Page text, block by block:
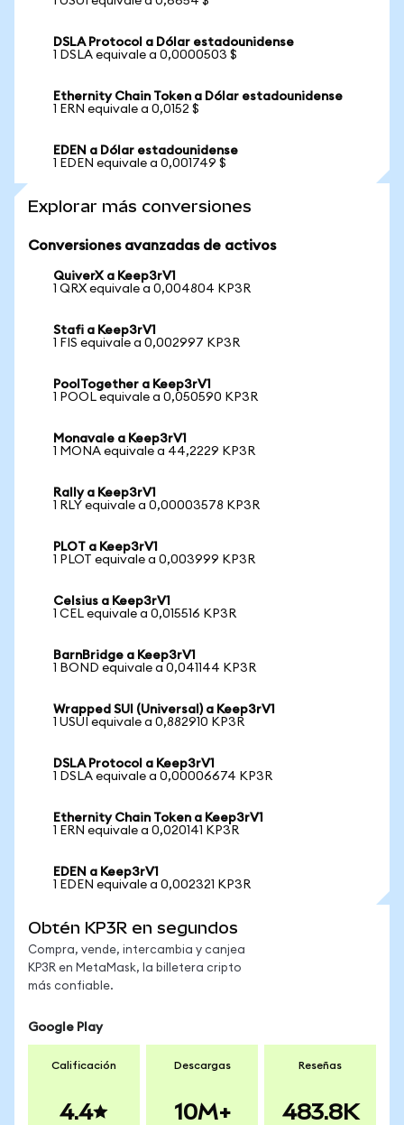
DSLA Protocol a Dólar estadounidense
1 DSLA equivale a 0,0000503 $
Ethernity Chain Token a Dólar estadounidense
1 ERN equivale a 0,0152 $
EDEN a Dólar estadounidense
1 EDEN equivale a 0,001749 $
Explorar más conversiones
Conversiones avanzadas de activos
QuiverX a Keep3rV1
1 QRX equivale a 0,004804 KP3R
Stafi a Keep3rV1
1 FIS equivale a 0,002997 KP3R
PoolTogether a Keep3rV1
1 POOL equivale a 0,050590 KP3R
Monavale a Keep3rV1
1 MONA equivale a 44,2229 KP3R
Rally a Keep3rV1
1 RLY equivale a 0,00003578 KP3R
PLOT a Keep3rV1
1 PLOT equivale a 0,003999 KP3R
Celsius a Keep3rV1
1 CEL equivale a 0,015516 KP3R
BarnBridge a Keep3rV1
1 BOND equivale a 0,041144 KP3R
Wrapped SUI (Universal) a Keep3rV1
1 USUI equivale a 0,882910 KP3R
DSLA Protocol a Keep3rV1
1 DSLA equivale a 0,00006674 KP3R
Ethernity Chain Token a Keep3rV1
1 ERN equivale a 0,020141 KP3R
EDEN a Keep3rV1
1 EDEN equivale a 0,002321 KP3R
Obtén KP3R en segundos
Compra, vende, intercambia y canjea
KP3R en MetaMask, la billetera cripto
más confiable.
Google Play
Calificación
4.4
Descargas
10M+
Reseñas
483.8K